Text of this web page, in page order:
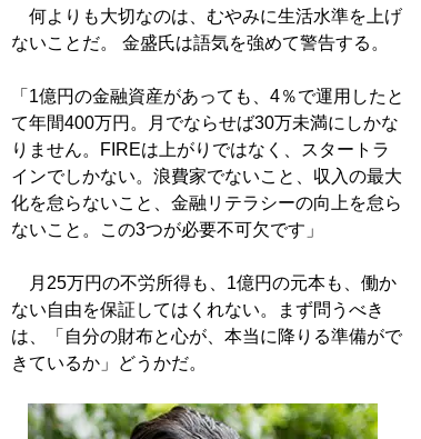
何よりも大切なのは、むやみに生活水準を上げ
ないことだ。 金盛氏は語気を強めて警告する。
「1億円の金融資産があっても、4％で運用したと
て年間400万円。月でならせば30万未満にしかな
りません。FIREは上がりではなく、スタートラ
インでしかない。浪費家でないこと、収入の最大
化を怠らないこと、金融リテラシーの向上を怠ら
ないこと。この3つが必要不可欠です」
月25万円の不労所得も、1億円の元本も、働か
ない自由を保証してはくれない。まず問うべき
は、「自分の財布と心が、本当に降りる準備がで
きているか」どうかだ。